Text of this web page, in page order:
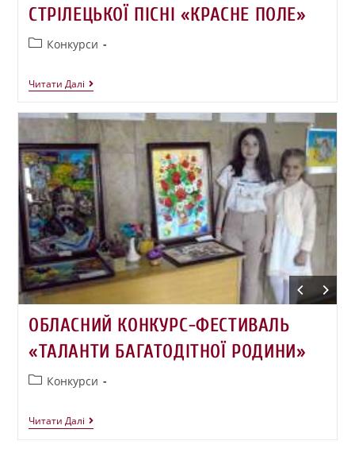
СТРІЛЕЦЬКОЇ ПІСНІ «КРАСНЕ ПОЛЕ»
Конкурси
Читати Далі
ОБЛАСНИЙ КОНКУРС-ФЕСТИВАЛЬ
«ТАЛАНТИ БАГАТОДІТНОЇ РОДИНИ»
Конкурси
Читати Далі